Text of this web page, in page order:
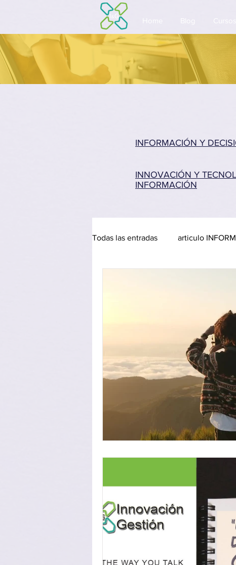
INFORMACIÓN Y
INNOVACIÓN Y
INFORMACIÓN
Todas las entradas articulo
cursos ORGANIZACION Y
articulo INNOVACIÓN Y
software INNOVACIÓN Y
cursos PERMANENCIA Y